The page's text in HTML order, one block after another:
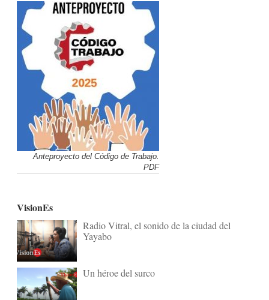
Anteproyecto del Código de Trabajo.
PDF
VisionEs
Radio Vitral, el sonido de la ciudad del
Yayabo
Un héroe del surco